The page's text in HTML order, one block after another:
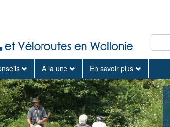
A la une En savoir plus